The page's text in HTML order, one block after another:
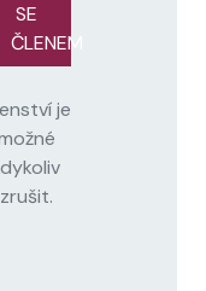
SE
ČLENEM
je
zrušit.